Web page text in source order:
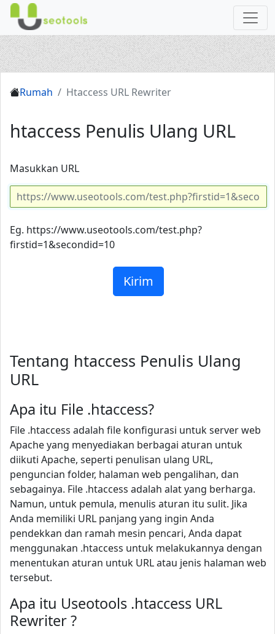
Rumah Htaccess URL Rewriter
htaccess Penulis Ulang URL
Masukkan URL
Eg. https://www.useotools.com/test.php?
firstid=1&secondid=10
Tentang htaccess Penulis Ulang
URL
Apa itu File .htaccess?
File .htaccess adalah file konfigurasi untuk server web
Apache yang menyediakan berbagai aturan untuk
diikuti Apache, seperti penulisan ulang URL,
penguncian folder, halaman web pengalihan, dan
sebagainya. File .htaccess adalah alat yang berharga.
Namun, untuk pemula, menulis aturan itu sulit. Jika
Anda memiliki URL panjang yang ingin Anda
pendekkan dan ramah mesin pencari, Anda dapat
menggunakan .htaccess untuk melakukannya dengan
menentukan aturan untuk URL atau jenis halaman web
tersebut.
Apa itu Useotools .htaccess URL
Rewriter ?